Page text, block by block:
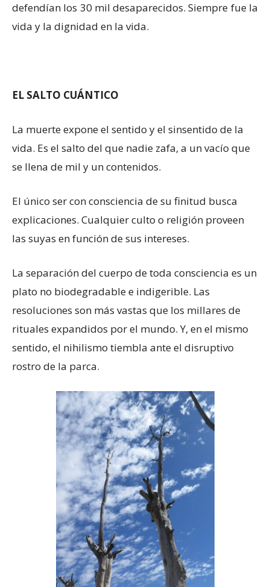
defendían los 30 mil desaparecidos. Siempre fue la
vida y la dignidad en la vida.
EL SALTO CUÁNTICO
La muerte expone el sentido y el sinsentido de la
vida. Es el salto del que nadie zafa, a un vacío que
se llena de mil y un contenidos.
El único ser con consciencia de su finitud busca
explicaciones. Cualquier culto o religión proveen
las suyas en función de sus intereses.
La separación del cuerpo de toda consciencia es un
plato no biodegradable e indigerible. Las
resoluciones son más vastas que los millares de
rituales expandidos por el mundo. Y, en el mismo
sentido, el nihilismo tiembla ante el disruptivo
rostro de la parca.